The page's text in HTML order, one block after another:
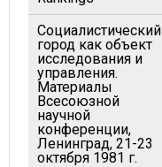
Социалистический
город как объект
исследования и
управления.
Материалы
Всесоюзной
научной
конференции,
Ленинград, 21-23
октября 1981 г.